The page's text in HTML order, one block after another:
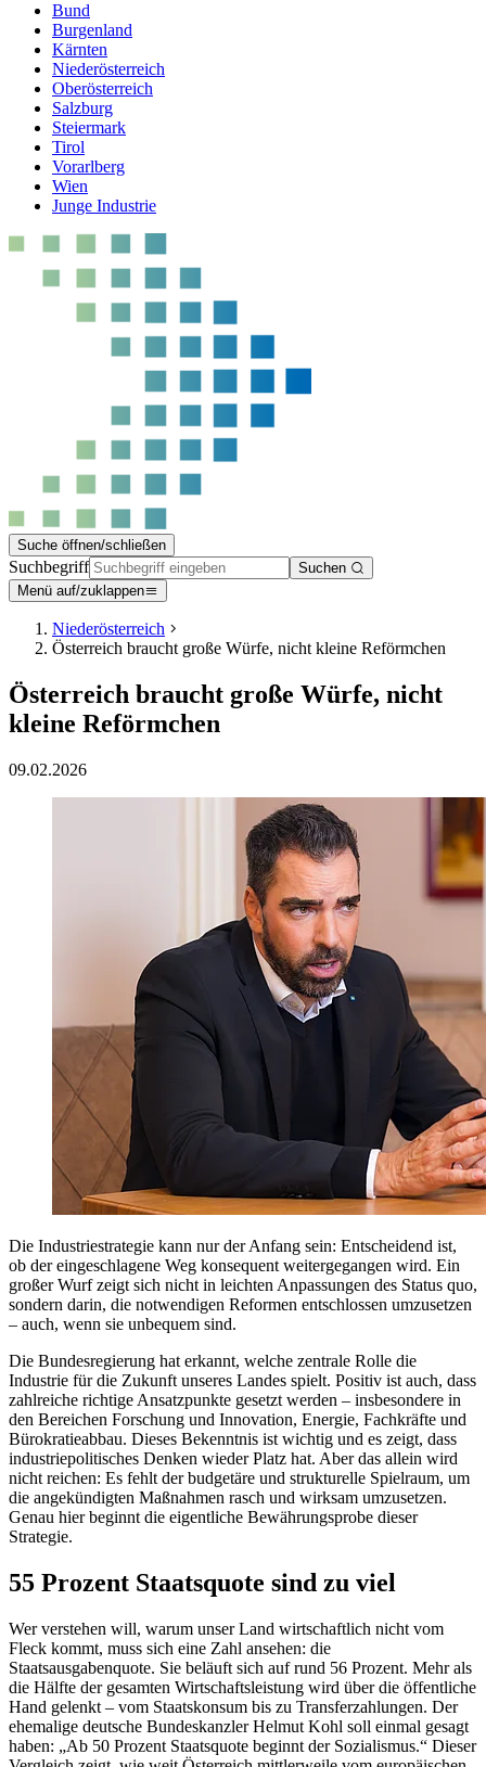
Bund
Burgenland
Kärnten
Niederösterreich
Oberösterreich
Salzburg
Steiermark
Tirol
Vorarlberg
Wien
Junge Industrie
Suche öffnen/schließen
Suchbegriff
Suchen
Menü auf/zuklappen
Niederösterreich
Österreich braucht große Würfe, nicht kleine Reförmchen
Österreich braucht große Würfe, nicht
kleine Reförmchen
09.02.2026
Die Industriestrategie kann nur der Anfang sein: Entscheidend ist,
ob der eingeschlagene Weg konsequent weitergegangen wird. Ein
großer Wurf zeigt sich nicht in leichten Anpassungen des Status quo,
sondern darin, die notwendigen Reformen entschlossen umzusetzen
– auch, wenn sie unbequem sind.
Die Bundesregierung hat erkannt, welche zentrale Rolle die
Industrie für die Zukunft unseres Landes spielt. Positiv ist auch, dass
zahlreiche richtige Ansatzpunkte gesetzt werden – insbesondere in
den Bereichen Forschung und Innovation, Energie, Fachkräfte und
Bürokratieabbau. Dieses Bekenntnis ist wichtig und es zeigt, dass
industriepolitisches Denken wieder Platz hat. Aber das allein wird
nicht reichen: Es fehlt der budgetäre und strukturelle Spielraum, um
die angekündigten Maßnahmen rasch und wirksam umzusetzen.
Genau hier beginnt die eigentliche Bewährungsprobe dieser
Strategie.
55 Prozent Staatsquote sind zu viel
Wer verstehen will, warum unser Land wirtschaftlich nicht vom
Fleck kommt, muss sich eine Zahl ansehen: die
Staatsausgabenquote. Sie beläuft sich auf rund 56 Prozent. Mehr als
die Hälfte der gesamten Wirtschaftsleistung wird über die öffentliche
Hand gelenkt – vom Staatskonsum bis zu Transferzahlungen. Der
ehemalige deutsche Bundeskanzler Helmut Kohl soll einmal gesagt
haben: „Ab 50 Prozent Staatsquote beginnt der Sozialismus.“ Dieser